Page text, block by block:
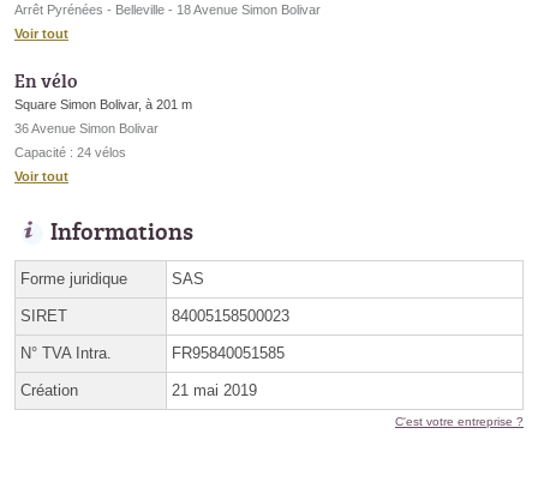
Arrêt Pyrénées - Belleville - 18 Avenue Simon Bolivar
Voir tout
En vélo
Square Simon Bolivar, à 201 m
36 Avenue Simon Bolivar
Capacité : 24 vélos
Voir tout
Informations
Forme juridique SAS
SIRET 84005158500023
N° TVA Intra. FR95840051585
Création 21 mai 2019
C'est votre entreprise ?